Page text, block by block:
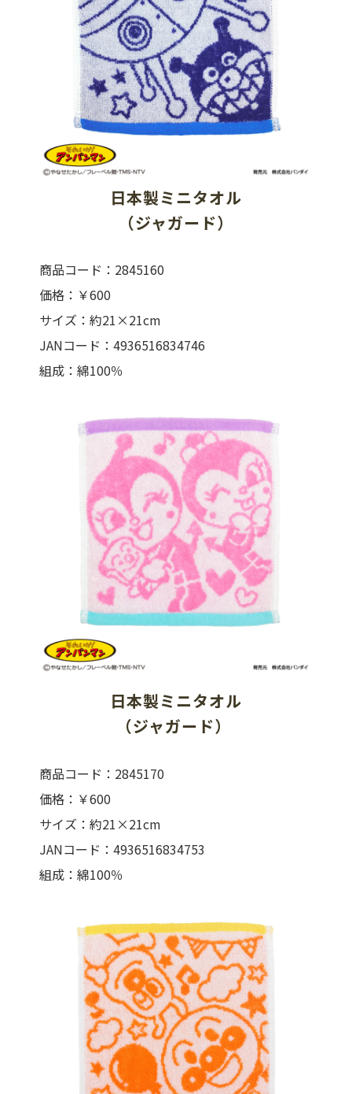
日本製ミニタオル
（ジャガード）
商品コード：2845160
価格：￥600
サイズ：約21×21cm
JANコード：4936516834746
組成：綿100％
日本製ミニタオル
（ジャガード）
商品コード：2845170
価格：￥600
サイズ：約21×21cm
JANコード：4936516834753
組成：綿100％